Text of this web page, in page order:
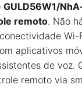
GULD56W1/
remoto. Não
Wi-
aplicativos
de voz.
remoto via